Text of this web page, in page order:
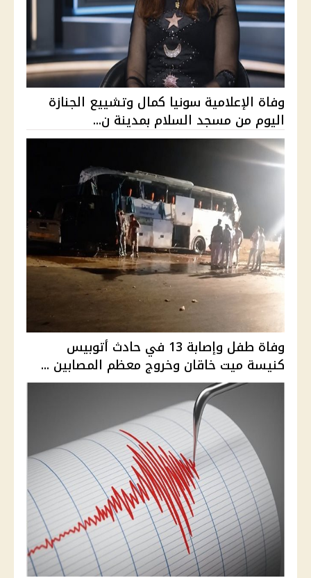
وفاة الإعلامية سونيا كمال وتشييع الجنازة
اليوم من مسجد السلام بمدينة ن...
وفاة طفل وإصابة 13 في حادث أتوبيس
كنيسة ميت خاقان وخروج معظم المصابين ...